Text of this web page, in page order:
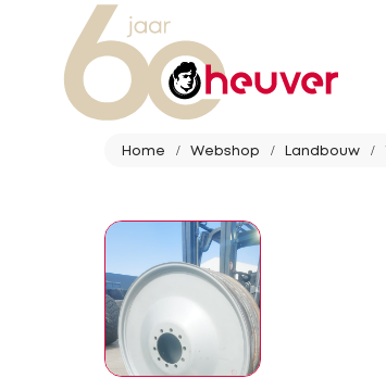
Home Webshop Landbouw